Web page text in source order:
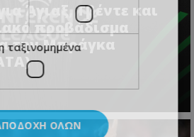
Άγιαξ, Τβέντε και
προβάδισμα
την Μπράγκα
ταξινομημένα
ΌΛΩΝ